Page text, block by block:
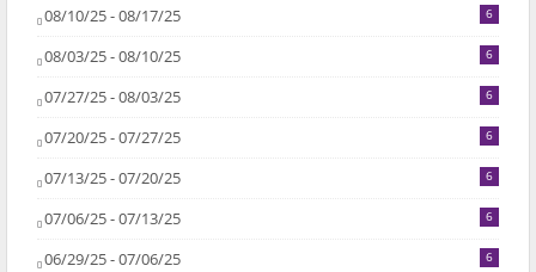
08/10/25 - 08/17/25 6
08/03/25 - 08/10/25 6
07/27/25 - 08/03/25 6
07/20/25 - 07/27/25 6
07/13/25 - 07/20/25 6
07/06/25 - 07/13/25 6
06/29/25 - 07/06/25 6